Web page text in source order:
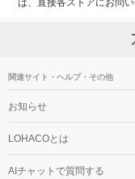
は、直接各ストアにお問い
関連サイト・ヘルプ・その他
お知らせ
LOHACOとは
AIチャットで質問する